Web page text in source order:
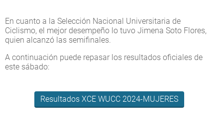
En cuanto a la Selección Nacional Universitaria de
Ciclismo, el mejor desempeño lo tuvo Jimena Soto Flores,
quien alcanzó las semifinales.
A continuación puede repasar los resultados oficiales de
este sábado:
Resultados XCE WUCC 2024-MUJERES